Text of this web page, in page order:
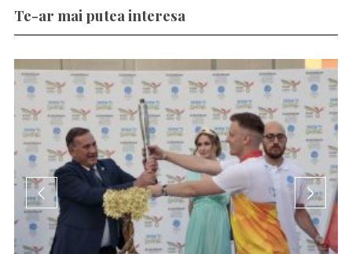
Te-ar mai putea interesa